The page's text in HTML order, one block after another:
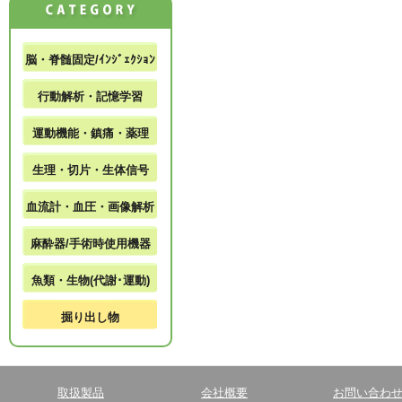
脳・脊髄固定/ｲﾝｼﾞｪｸｼｮﾝ
行動解析・記憶学習
運動機能・鎮痛・薬理
生理・切片・生体信号
血流計・血圧・画像解析
麻酔器/手術時使用機器
魚類・生物(代謝･運動)
掘り出し物
取扱製品 会社概要 お問い合わせ